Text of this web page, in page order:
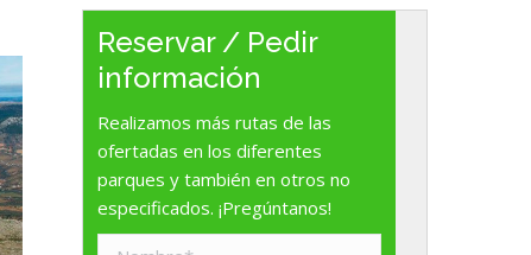
Reservar / Pedir
información
Realizamos más rutas de las
ofertadas en los diferentes
parques y también en otros no
especificados. ¡Pregúntanos!